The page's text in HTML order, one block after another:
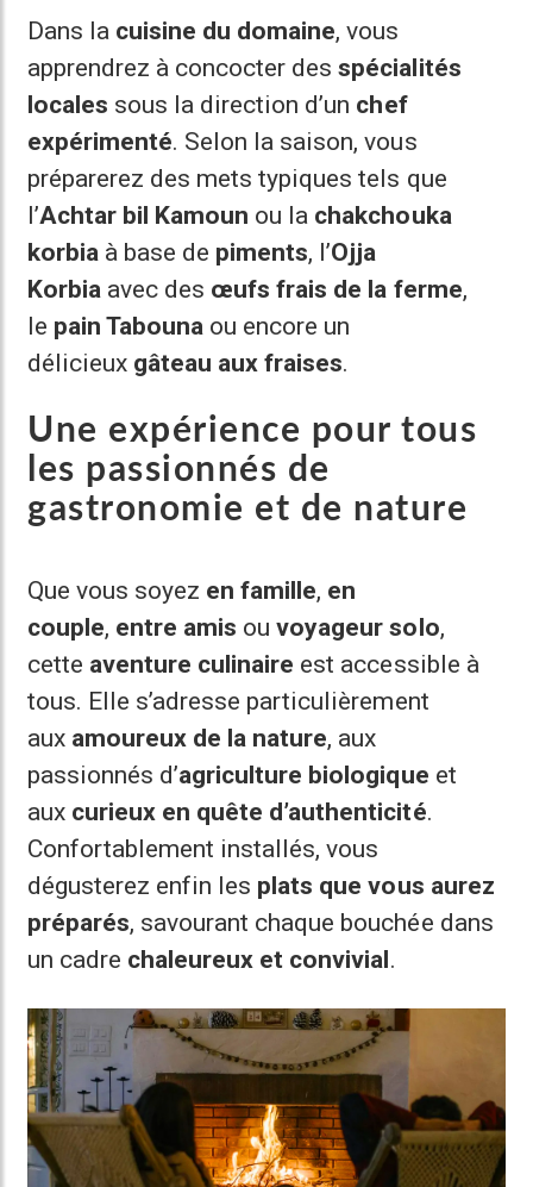
Dans la cuisine du domaine, vous
apprendrez à concocter desspécialités
locales sous la direction d’un chef
expérimenté. Selon la saison, vous
préparerez des mets typiques tels que
l’Achtar bil Kamoun ou la chakchouka
korbia à base de piments, l’Ojja
Korbia avec des œufs frais de la ferme,
le pain Tabouna ou encore un
délicieux gâteau aux fraises.
Une expérience pour tous
les passionnés de
gastronomie et de nature
Que vous soyez en famille, en
couple, entre amis ouvoyageur solo,
cette aventure culinaire est accessible à
tous. Elle s’adresse particulièrement
aux amoureux de la nature, aux
passionnés d’agriculture biologique et
aux curieux en quête d’authenticité.
Confortablement installés, vous
dégusterez enfin les plats que vous aurez
préparés, savourant chaque bouchée dans
un cadre chaleureux et convivial.